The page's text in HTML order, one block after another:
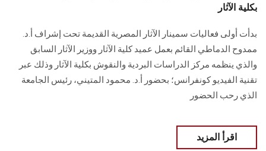
بكلية الآثار
بدأت أولى فعاليات سمينار الآثار المصرية القديمة تحت إشراف أ.د.
ممدوح الدماطي القائم بعمل عميد كلية الآثار ووزير الآثار السابق
والذي ينظمه مركز الدراسات البردية والنقوش بكلية الآثار وذلك عبر
تقنية الفيديو كونفرانس؛ بحضور أ.د. محمود المتيني، رئيس الجامعة
الذي رحب الحضور
اقرأ المزيد